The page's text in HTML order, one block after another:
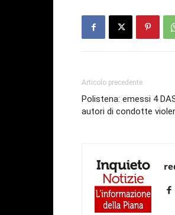
Articolo precedente
Polistena: emessi 4
autori di condotte